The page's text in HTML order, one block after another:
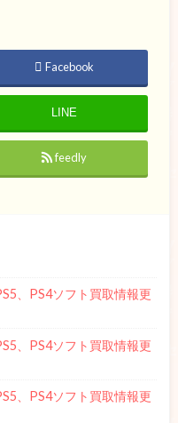
Facebook
LINE
feedly
、PS4ソフト買取情報更
、PS4ソフト買取情報更
、PS4ソフト買取情報更